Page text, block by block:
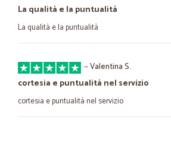
La qualità e la puntualità
La qualità e la puntualità
—Valentina S.
cortesia e puntualità nel servizio
cortesia e puntualità nel servizio